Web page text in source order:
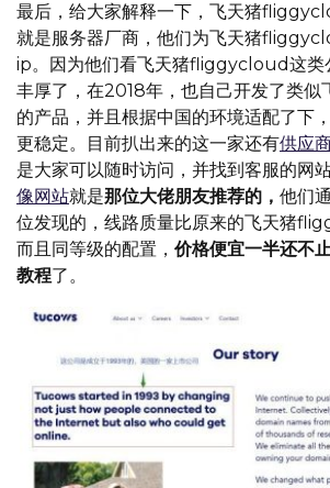
最后，给大家解释一下，飞天猪
就是服务器厂商，他们为飞天猪
ip。因为他们看飞天猪fliggycloud这类
丰厚了，在2018年，也自己开发了类
的产品，并且根据中国的环境适配了下
更稳定。目前扒出来的这一家还有供应
是大家可以随时访问，并找到客服的网
像网站就是那位大佬朋友推荐的， 他们
位发现的，线路质量比原来的飞天猪
而且同等级的配置， 价格便宜一半还不
教程了。